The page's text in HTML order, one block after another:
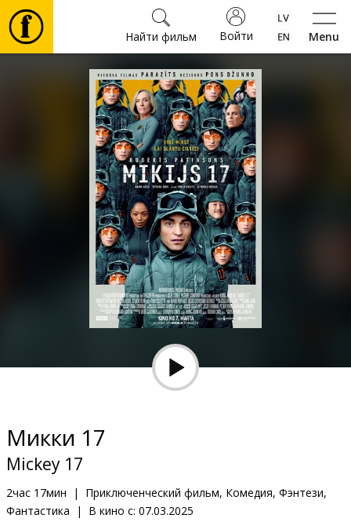
Menu
Войти
Найти фильм
Фильмы
Культура
Мероприятия
Новости
Подарки
Клуб
Микки 17
Mickey 17
2час 17мин |
Приключенческий фильм, Комедия, Фэнтези,
Фантастика
| В кино с: 07.03.2025